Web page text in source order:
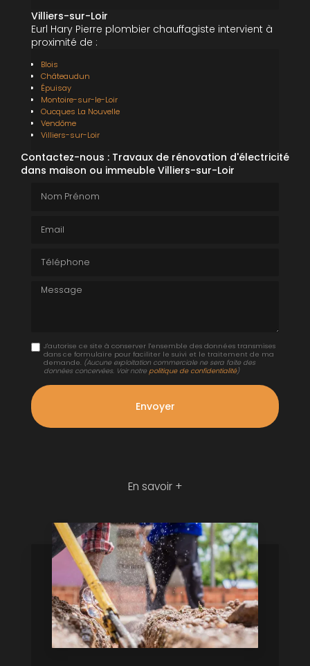
Villiers-sur-Loir
Eurl Hary Pierre plombier chauffagiste intervient à
proximité de :
Blois
Châteaudun
Épuisay
Montoire-sur-le-Loir
Oucques La Nouvelle
Vendôme
Villiers-sur-Loir
Contactez-nous : Travaux de rénovation d'électricité
dans maison ou immeuble Villiers-sur-Loir
Message
J'autorise ce site à conserver l'ensemble des données transmises
dans ce formulaire pour faciliter le suivi et le traitement de ma
demande. (Aucune exploitation commerciale ne sera faite des
données concervées. Voir notre politique de confidentialité)
En savoir +